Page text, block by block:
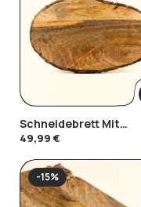
Schneidebrett Mit
Natürlicher
49,99 €
-15%